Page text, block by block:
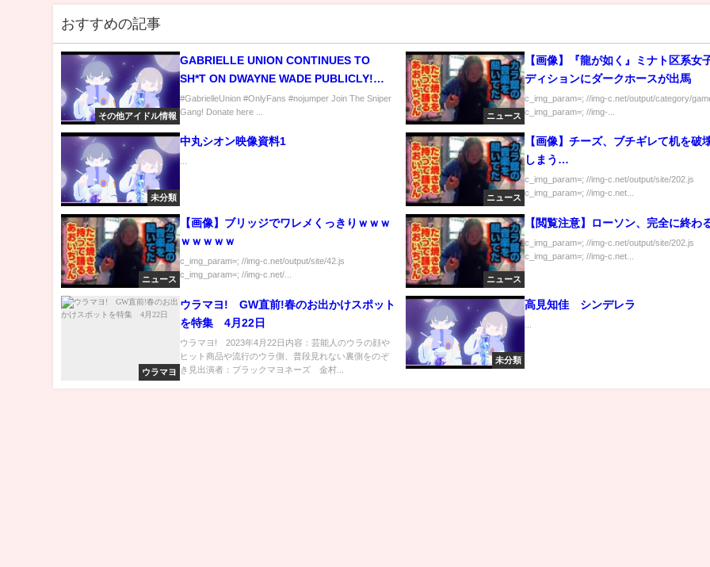
おすすめの記事
その他アイドル情報
GABRIELLE UNION CONTINUES TO
SH*T ON DWAYNE WADE PUBLICLY!
#ShowfaceNews
#GabrielleUnion #OnlyFans #nojumper Join The Sniper
Gang! Donate here ...
ニュース
【画像】『龍が如く』ミナト区系女
ディションにダークホースが出馬
c_img_param=; //img-c.net/output/category/
c_img_param=; //img-...
未分類
中丸シオン映像資料1
...
ニュース
【画像】チーズ、ブチギレて机を破
しまう…
c_img_param=; //img-c.net/output/site/202.js
c_img_param=; //img-c.net...
ニュース
【画像】ブリッジでワレメくっきりｗｗｗ
ｗｗｗｗｗ
c_img_param=; //img-c.net/output/site/42.js
c_img_param=; //img-c.net/...
ニュース
【閲覧注意】ローソン、完全に終わ
c_img_param=; //img-c.net/output/site/202.js
c_img_param=; //img-c.net...
ウラマヨ
ウラマヨ! GW直前!春のお出かけスポット
を特集 4月22日
ウラマヨ! 2023年4月22日内容：芸能人のウラの顔や
ヒット商品や流行のウラ側、普段見れない裏側をのぞ
き見出演者：ブラックマヨネーズ 金村...
未分類
高見知佳 シンデレラ